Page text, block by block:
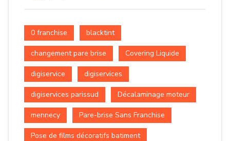
0 franchise blacktint
changement pare brise Covering Liquide
digiservice digiservices
digiservices parissud Décalaminage moteur
mennecy Pare-brise Sans Franchise
Pose de films décoratifs batiment